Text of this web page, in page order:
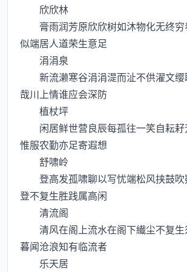
欣欣林
膏雨润芳原欣欣树如沐物化无终穷
似端居人道荣生意足
涓涓泉
新流濑寒谷涓涓湜而沚不供濯文缨
哉川上情谁应会深防
植杖坪
闲居鲜世营良辰每孤往一笑自耘耔
惟服农勤亦足寄遐想
舒啸岭
登高发孤啸聊以写忧端松风挟鼓吹
登不复生胜践属高闲
清流阁
清风在阁上流水在阁下纎尘不复生
暮闻沧浪知有临流者
乐天居